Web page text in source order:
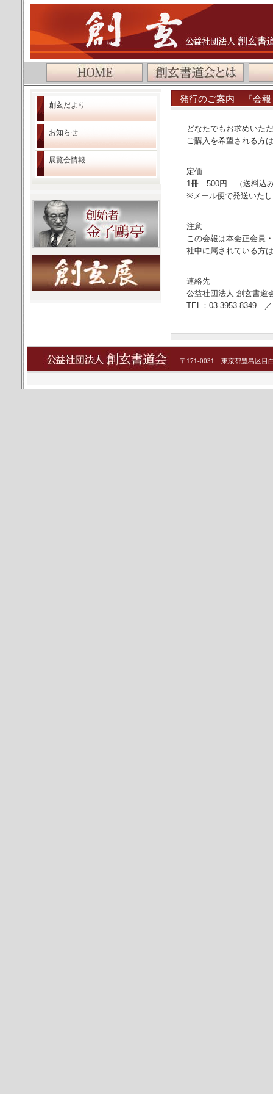
公益社団法人 創玄書道会
創玄だより
お知らせ
展覧会情報
発行のご案内 『会
どなたでもお求めいた
ご購入を希望される方
定価
1冊 500円 （送料込
※メール便で発送いた
注意
この会報は本会正会員
社中に属されている方
連絡先
公益社団法人 創玄書道
TEL：03-3953-8349
〒171-0031 東京都豊島区目